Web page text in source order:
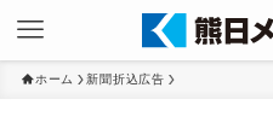
ホーム 新聞折込広告